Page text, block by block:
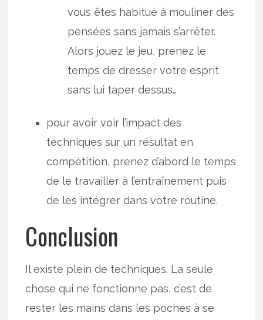
vous êtes habitué à mouliner des
pensées sans jamais s’arrêter.
Alors jouez le jeu, prenez le
temps de dresser votre esprit
sans lui taper dessus…
pour avoir voir l’impact des
techniques sur un résultat en
compétition, prenez d’abord le temps
de le travailler à l’entraînement puis
de les intégrer dans votre routine.
Conclusion
Il existe plein de techniques. La seule
chose qui ne fonctionne pas, c’est de
rester les mains dans les poches à se